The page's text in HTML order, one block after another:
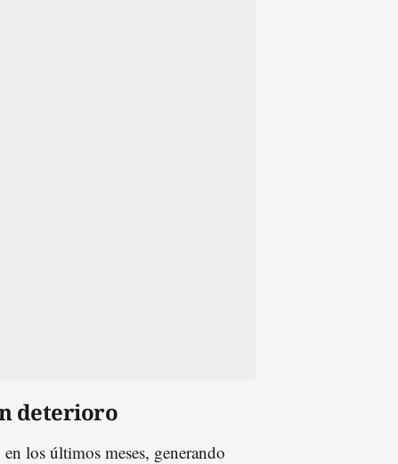
deterioro
los últimos meses, generando